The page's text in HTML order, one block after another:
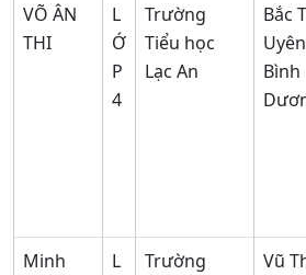
VÕ ÂN
THI
L
Ớ
P
4
Trường
Tiểu học
Lạc An
Bắc
Bình
Minh
L
Trường
Vũ